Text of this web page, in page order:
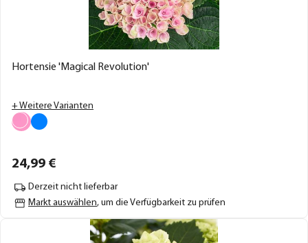
Hortensie 'Magical Revolution'
+ Weitere Varianten
24,99 €
Derzeit nicht lieferbar
Markt auswählen, um die Verfügbarkeit zu prüfen